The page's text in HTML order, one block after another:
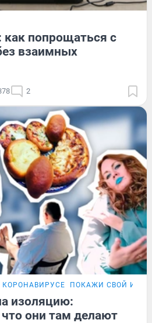
попрощаться с
взаимных
2
КОРОНАВИРУСЕ ПОКАЖИ СВОЙ
изоляцию:
они там делают